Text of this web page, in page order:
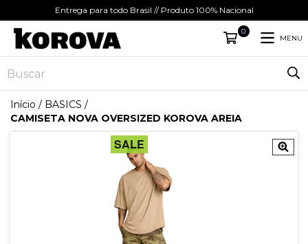
Entrega para todo Brasil // Produto 100% Nacional
0
MENU
Início / BASICS /
CAMISETA NOVA OVERSIZED KOROVA AREIA
SALE